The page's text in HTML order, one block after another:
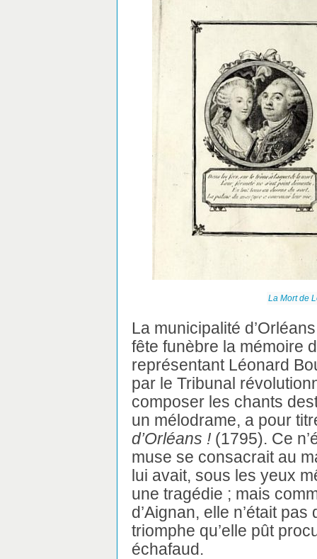
La Mort de
La municipalité
fête funèbre la mémoire
représentant Léonard
par le Tribunal
composer les chants
un mélodrame, a pour
d’Orléans ! (1795). Ce
muse se consacrait au
lui avait, sous les yeux
une tragédie ; mais
d’Aignan, elle n’était
triomphe qu’elle pût
échafaud.